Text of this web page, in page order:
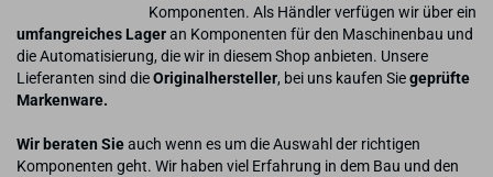
Komponenten. Als Händler verfügen wir über ein
umfangreiches Lageran Komponenten für den Maschinenbau und
die Automatisierung, die wir in diesem Shop anbieten. Unsere
Lieferanten sind dieOriginalhersteller, bei uns kaufen Siegeprüfte
Markenware.
Wir beraten Sieauch wenn es um die Auswahl der richtigen
Komponenten geht. Wir haben viel Erfahrung in dem Bau und den